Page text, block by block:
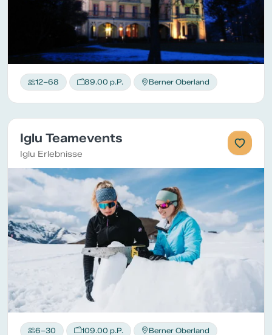
12–68 89.00 p.P. Berner Oberland
Iglu Teamevents
Iglu Erlebnisse
6–30 109.00 p.P. Berner Oberland